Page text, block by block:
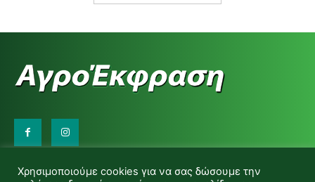
d.makas@yahoo.gr
Χρησιμοποιούμε cookies για να σας δώσουμε την